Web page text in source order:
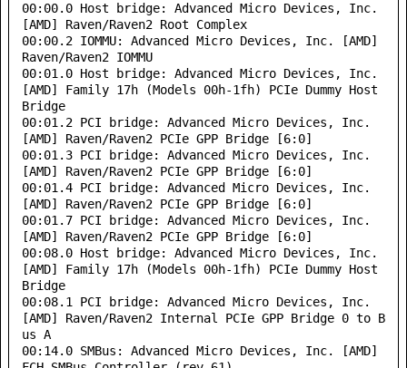
00:00.0 Host bridge: Advanced Micro Devices, Inc.
[AMD] Raven/Raven2 Root Complex
00:00.2 IOMMU: Advanced Micro Devices, Inc. [AMD]
Raven/Raven2 IOMMU
00:01.0 Host bridge: Advanced Micro Devices, Inc.
[AMD] Family 17h (Models 00h-1fh) PCIe Dummy Host
Bridge
00:01.2 PCI bridge: Advanced Micro Devices, Inc.
[AMD] Raven/Raven2 PCIe GPP Bridge [6:0]
00:01.3 PCI bridge: Advanced Micro Devices, Inc.
[AMD] Raven/Raven2 PCIe GPP Bridge [6:0]
00:01.4 PCI bridge: Advanced Micro Devices, Inc.
[AMD] Raven/Raven2 PCIe GPP Bridge [6:0]
00:01.7 PCI bridge: Advanced Micro Devices, Inc.
[AMD] Raven/Raven2 PCIe GPP Bridge [6:0]
00:08.0 Host bridge: Advanced Micro Devices, Inc.
[AMD] Family 17h (Models 00h-1fh) PCIe Dummy Host
Bridge
00:08.1 PCI bridge: Advanced Micro Devices, Inc.
[AMD] Raven/Raven2 Internal PCIe GPP Bridge 0 to B
us A
00:14.0 SMBus: Advanced Micro Devices, Inc. [AMD]